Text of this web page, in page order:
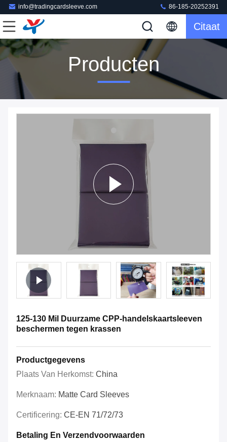
info@tradingcardsleeve.com 86-185-20252391
Citaat
Producten
125-130 Mil Duurzame CPP-handelskaartsleeven
beschermen tegen krassen
Productgegevens
Plaats Van Herkomst: China
Merknaam: Matte Card Sleeves
Certificering: CE-EN 71/72/73
Betaling En Verzendvoorwaarden